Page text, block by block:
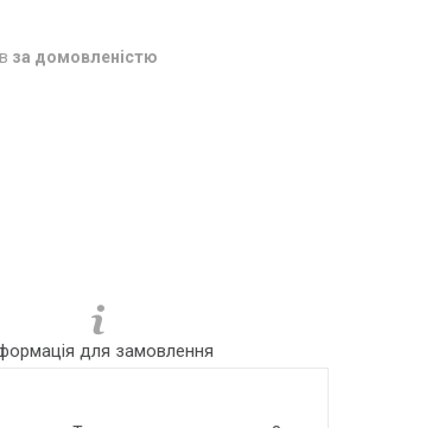
за домовленістю
для замовлення